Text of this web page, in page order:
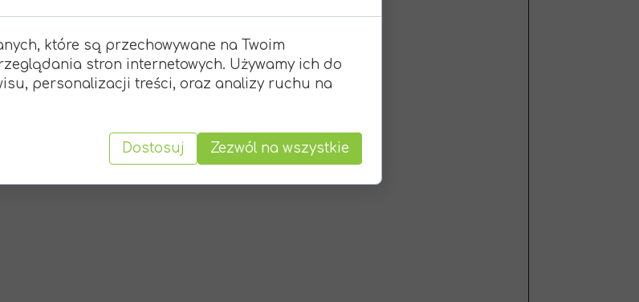
które są przechowywane na Twoim
stron internetowych. Używamy ich do
personalizacji treści, oraz analizy ruchu na
Dostosuj Zezwól na wszystkie